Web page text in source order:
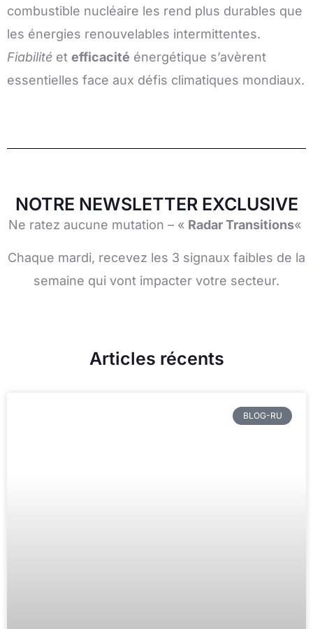
combustible nucléaire les rend plus durables que
les énergies renouvelables intermittentes.
Fiabilité et efficacité énergétique s’avèrent
essentielles face aux défis climatiques mondiaux.
NOTRE NEWSLETTER EXCLUSIVE
Ne ratez aucune mutation – « Radar Transitions«
Chaque mardi, recevez les 3 signaux faibles de la
semaine qui vont impacter votre secteur.
Articles récents
BLOG-RU